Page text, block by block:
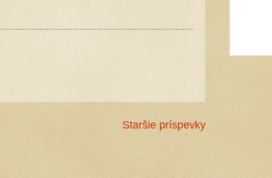
Staršie príspevky